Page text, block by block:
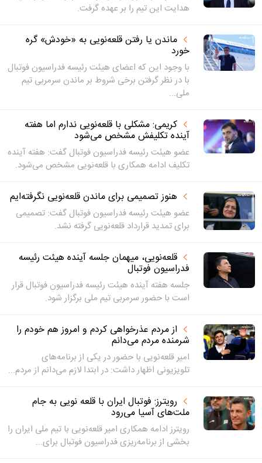
هدایت این تیم را بر عهده گرفت.
ماندن یا رفتن قلعه‌نویی به «خودش» گره
خورد
با وجود این که اعضای هیئت رئیسه فدراسیون فوتبال
با در نظر گرفتن برخی شروط بر ماندن سرمربی تیم
ملی...
کریمی: مشکلی با قلعه‌نویی ندارم اما هفته
آینده تکلیفش مشخص می‌شود
عضو هیئت رئیسه فدراسیون فوتبال گفت: هفته آینده
تکلیف ادامه همکاری با قلعه‌نویی مشخص می‌شود.
هنوز تصمیمی برای ماندن قلعه‌نویی نگرفته‌ایم
عضو هیئت رئیسه فدراسیون فوتبال گفت: تصمیمی
برای تمدید قرارداد قلعه‌نویی گرفته نشد.
قلعه‌نویی، میهمان جلسه آینده هیئت رئیسه
فدراسیون فوتبال
جلسه هفته آینده هیئت رئیسه فدراسیون فوتبال قرار
است با حضور سرمربی تیم ملی برگزار شود.
از مردم عذرخواهی کردم و امروز هم خودم را
شرمنده مردم می‌دانم
امیر قلعه‌نویی با حضور در یکی از برنامه‌های
تلویزیونی اظهار داشت: در ابتدا لازم می‌دانم از مردم...
رویترز: فوتبال ایران با قلعه نویی به جام
ملت‌های آسیا می‌رود
رویترز ادامه همکاری امیر قلعه‌نویی با تیم ملی ایران را
بخشی از برنامه‌ریزی فدراسیون فوتبال برای...